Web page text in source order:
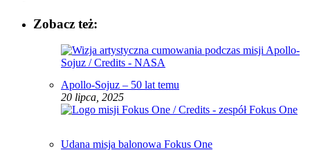
Zobacz też:
Apollo-Sojuz – 50 lat temu
20 lipca, 2025
Udana misja balonowa Fokus One